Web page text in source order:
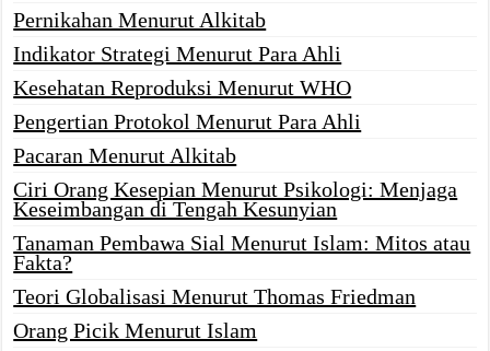
Pernikahan Menurut Alkitab
Indikator Strategi Menurut Para Ahli
Kesehatan Reproduksi Menurut WHO
Pengertian Protokol Menurut Para Ahli
Pacaran Menurut Alkitab
Ciri Orang Kesepian Menurut Psikologi: Menjaga
Keseimbangan di Tengah Kesunyian
Tanaman Pembawa Sial Menurut Islam: Mitos atau
Fakta?
Teori Globalisasi Menurut Thomas Friedman
Orang Picik Menurut Islam